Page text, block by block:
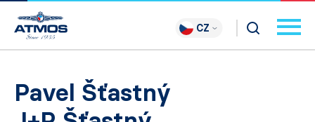
CZ
Pavel Šťastný